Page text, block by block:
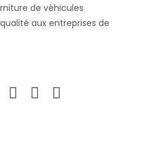
de véhicules
aux entreprises de